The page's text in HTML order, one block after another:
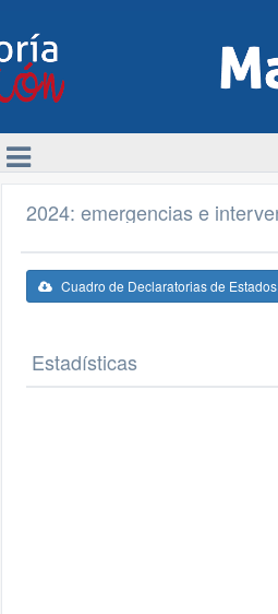
2024: emergencias e
Cuadro de Declaratorias de
Estadísticas